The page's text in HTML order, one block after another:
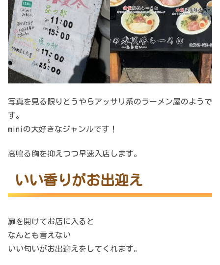
写真を見る限りどうやらアッサリ系のラーメン屋のようで
す。
miniの大好きなジャンルです！
高鳴る胸を抑えつつ早速入店します。
いい香りがお出迎え
扉を開けてお店に入ると
なんとも言えない
いい匂いがお出迎えをしてくれます。